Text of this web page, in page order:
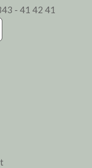
- 41 42 41